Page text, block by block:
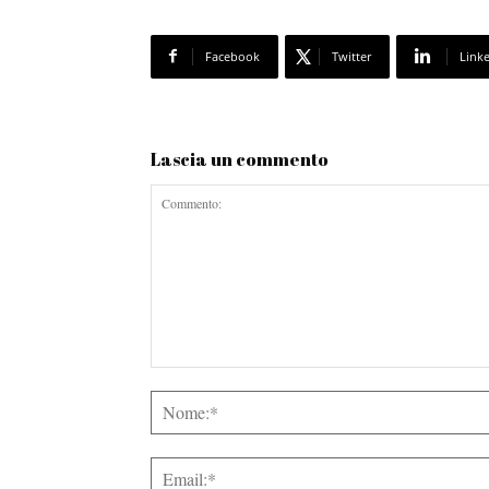
Facebook Twitter
Lascia un commento